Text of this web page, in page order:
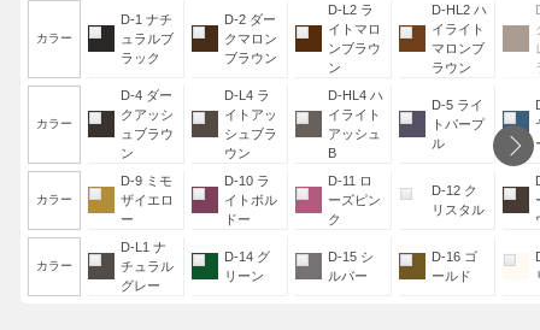
カラー
D-1 ナチ
ュラルブ
ラック
D-2 ダー
クマロン
ブラウン
D-L2 ラ
イトマロ
ンブラウ
ン
D-HL2 ハ
イライト
マロンブ
ラウン
カラー
D-4 ダー
クアッシ
ュブラウ
ン
D-L4 ラ
イトアッ
シュブラ
ウン
D-HL4 ハ
イライト
アッシュ
B
D-5 ライ
トパープ
ル
カラー
D-9 ミモ
ザイエロ
ー
D-10 ラ
イトボル
ドー
D-11 ロ
ーズピン
ク
D-12 ク
リスタル
カラー
D-L1 ナ
チュラル
グレー
D-14 グ
リーン
D-15 シ
ルバー
D-16 ゴ
ールド